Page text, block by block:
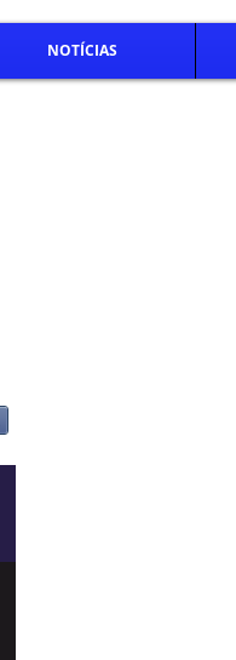
NOTÍCIAS